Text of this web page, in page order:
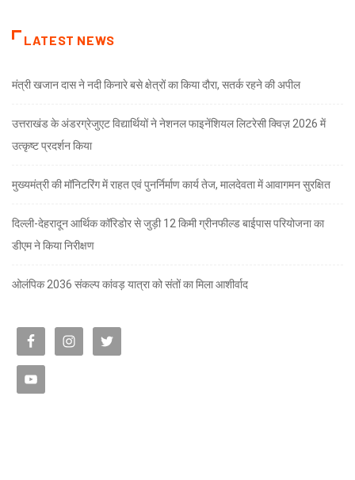
LATEST NEWS
मंत्री खजान दास ने नदी किनारे बसे क्षेत्रों का किया दौरा, सतर्क रहने की अपील
उत्तराखंड के अंडरग्रेजुएट विद्यार्थियों ने नेशनल फाइनेंशियल लिटरेसी क्विज़ 2026 में
उत्कृष्ट प्रदर्शन किया
मुख्यमंत्री की मॉनिटरिंग में राहत एवं पुनर्निर्माण कार्य तेज, मालदेवता में आवागमन सुरक्षित
दिल्ली-देहरादून आर्थिक कॉरिडोर से जुड़ी 12 किमी ग्रीनफील्ड बाईपास परियोजना का
डीएम ने किया निरीक्षण
ओलंपिक 2036 संकल्प कांवड़ यात्रा को संतों का मिला आशीर्वाद